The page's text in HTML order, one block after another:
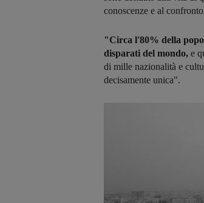
conoscenze e al
"Circa l'80% della
disparati del mondo, e
di mille nazionalità e
decisamente unica".